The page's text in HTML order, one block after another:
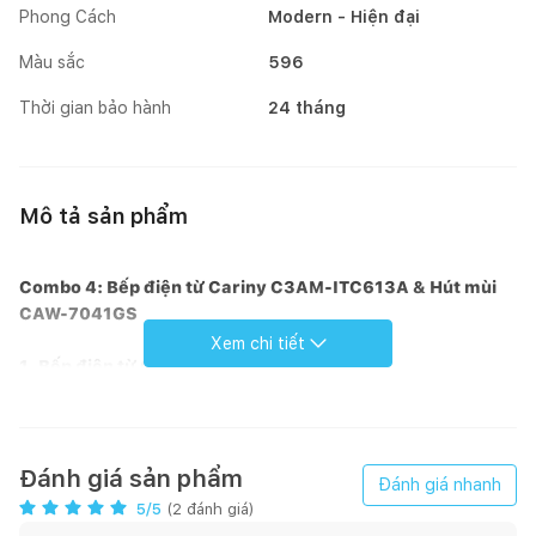
Phong Cách Modern - Hiện đại
Màu sắc 596
Thời gian bảo hành 24 tháng
Mô tả sản phẩm
Combo 4: Bếp điện từ Cariny C3AM-ITC613A & Hút mùi
CAW-7041GS
1. Bếp điện từ Cariny C3AM-ITC613A
sốc 700°C. Bề mặt kính chịu nóng lạnh cũng như sự thay đổi
đột ngột của nhiệt độ. Độ giãn nở vì nhiệt thấp nên bếp hoạt
Xem chi tiết
Đánh giá sản phẩm
5/5 (2 đánh giá)
Đánh giá nhanh